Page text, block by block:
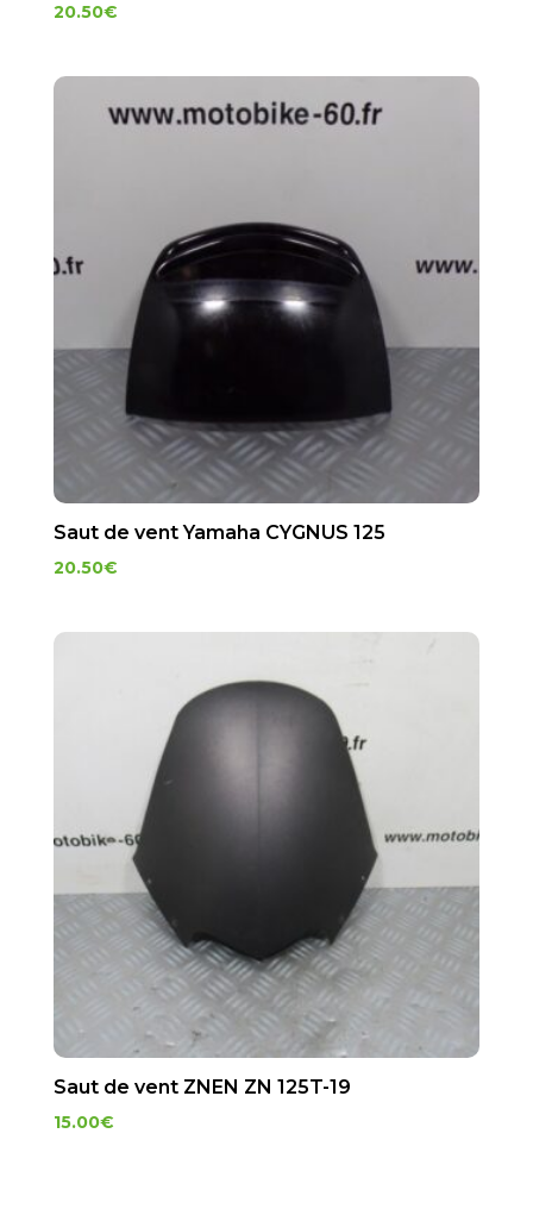
20.50€
Saut de vent Yamaha CYGNUS 125
20.50€
Saut de vent ZNEN ZN 125T-19
15.00€